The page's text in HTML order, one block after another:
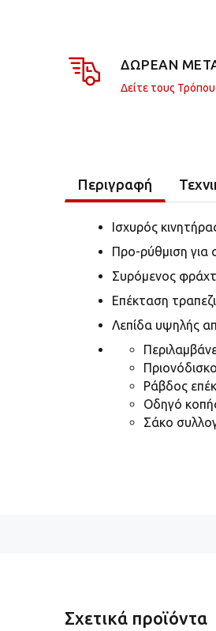
ΔΩΡΕΑΝ
Δείτε τους
Περιγραφή
Iσχυρός
Προ-ρύθμιση για
Συρόμενος
Επέκταση
Λεπίδα υψηλής
Πριονόδισκο
Ράβδος
Οδηγό
Σάκο
Σχετικά προϊόντα